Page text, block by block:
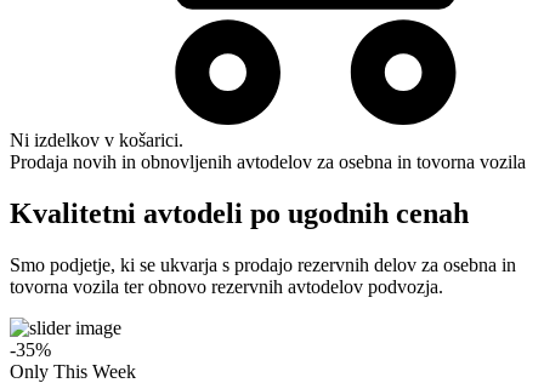
Ni izdelkov v košarici.
Prodaja novih in obnovljenih avtodelov za osebna in tovorna vozila
Kvalitetni avtodeli po ugodnih cenah
Smo podjetje, ki se ukvarja s prodajo rezervnih delov za osebna in
tovorna vozila ter obnovo rezervnih avtodelov podvozja.
-35%
Only This Week